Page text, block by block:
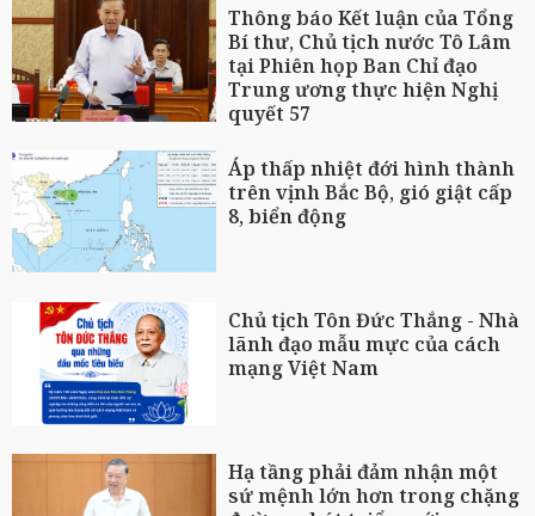
Thông báo Kết luận của Tổng
Bí thư, Chủ tịch nước Tô Lâm
tại Phiên họp Ban Chỉ đạo
Trung ương thực hiện Nghị
quyết 57
Áp thấp nhiệt đới hình thành
trên vịnh Bắc Bộ, gió giật cấp
8, biển động
Chủ tịch Tôn Đức Thắng - Nhà
lãnh đạo mẫu mực của cách
mạng Việt Nam
Hạ tầng phải đảm nhận một
sứ mệnh lớn hơn trong chặng